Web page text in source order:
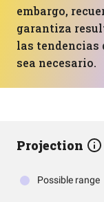
embargo,
garantiza
las tendencias
sea necesario.
Projection